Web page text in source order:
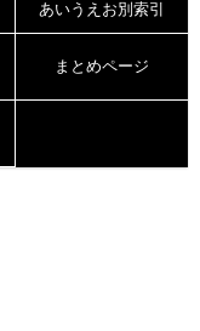
あいうえお別索引
まとめページ